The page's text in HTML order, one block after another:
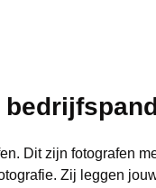
Dit zijn fotografen
Zij leggen